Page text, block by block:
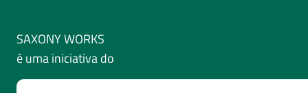
SAXONY WORKS
é uma iniciativa do